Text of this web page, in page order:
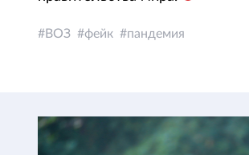
ВОЗ фейк пандемия